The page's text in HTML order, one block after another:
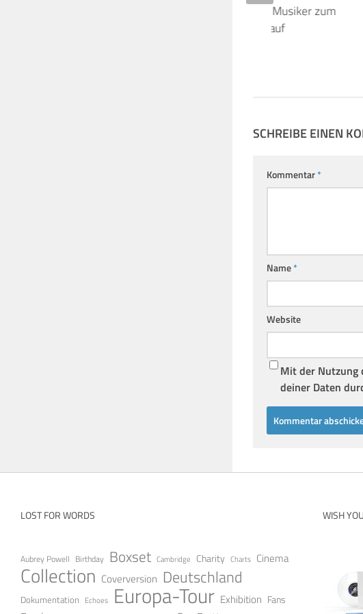
Roger Waters fordert Musiker zum
Kulturboykott Israels auf
SCHREIBE EINEN
Kommentar*
Name*
Website
Mit der Nutzung
deiner Daten
LOST FOR WORDS
Aubrey Powell Birthday Boxset Cambridge Charity Charts Cinema
Collection Coverversion Deutschland
Dokumentation Echoes Europa-Tour Exhibition Fans
WISH